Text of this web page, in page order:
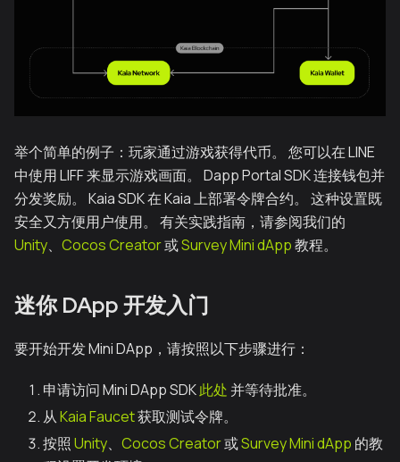
举个简单的例子：玩家通过游戏获得代币。 您可以在 LINE
中使用 LIFF 来显示游戏画面。 Dapp Portal SDK 连接钱包并
分发奖励。 Kaia SDK 在 Kaia 上部署令牌合约。 这种设置既
安全又方便用户使用。 有关实践指南，请参阅我们的
Unity、 Cocos Creator或Survey Mini dApp教程。
迷你 DApp 开发入门
要开始开发 Mini DApp，请按照以下步骤进行：
申请访问 Mini DApp SDK此处并等待批准。
从Kaia Faucet获取测试令牌。
按照 Unity、 Cocos Creator或Survey Mini dApp 的教